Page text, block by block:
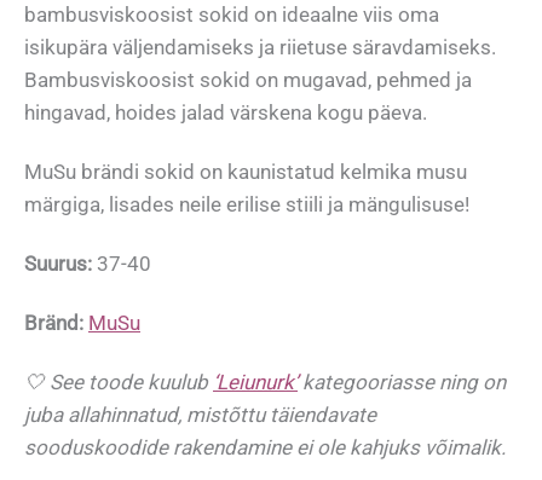
bambusviskoosist sokid on ideaalne viis oma
isikupära väljendamiseks ja riietuse säravdamiseks.
Bambusviskoosist sokid on mugavad, pehmed ja
hingavad, hoides jalad värskena kogu päeva.
MuSu brändi sokid on kaunistatud kelmika musu
märgiga, lisades neile erilise stiili ja mängulisuse!
Suurus: 37-40
Bränd: MuSu
🤍 See toode kuulub ‘Leiunurk’kategooriasse ning on
juba allahinnatud, mistõttu täiendavate
sooduskoodide rakendamine ei ole kahjuks võimalik.